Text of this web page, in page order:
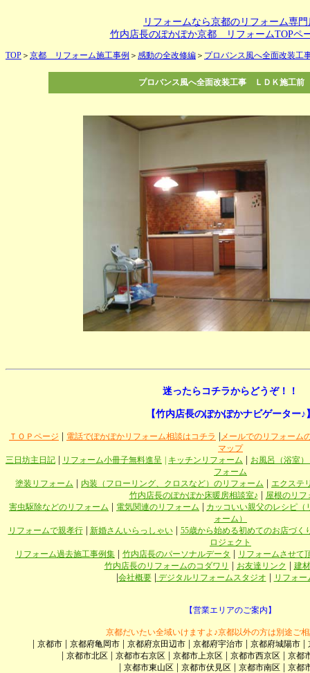
リフォームなら京都のリフォーム専門
竹内店長のぽかぽか京都 リフォームTOPペ
TOP ＞ 京都 リフォーム施工事例 ＞ 感動の全改修編 ＞ プロバンス風へ全面改装工
プロバンス風へ全面改装工事 ＬＤＫ施工前
迷ったらコチラからどうぞ！！
【竹内店長のぽかぽかナビゲーター♪
ＴＯＰページ 電話でぽかぽかリフォーム相談はコチラ
メールでのリフォーム
マップ
三日坊主日記
リフォーム小冊子無料進呈 キッチンリフォーム
お風呂（浴室
フォーム
塗装リフォーム
内装（フローリング、クロスなど）のリフォーム
エクステ
竹内店長のぽかぽか床暖房相談室♪
屋根のリフ
害虫駆除などのリフォーム
電気関連のリフォーム
カッコいい親父のレシピ（
ォーム）
リフォームで親孝行| 新婚さんいらっしゃい| 55歳から始める初めてのお店づく
ロジェクト
リフォーム過去施工事例集
竹内店長のパーソナルデータ
リフォームさせて
竹内店長のリフォームのコダワリ
お友達リンク 建
会社概要| デジタルリフォームスタジオ リフォー
【営業エリアのご案内】
京都だいたい全域いけますよ♪京都以外の方は別途ご
京都市 京都府亀岡市 京都府京田辺市 京都府宇治市 京都府城陽市
京都市北区| 京都市右京区| 京都市上京区| 京都市西京区| 京都
京都市東山区| 京都市伏見区| 京都市南区| 京都